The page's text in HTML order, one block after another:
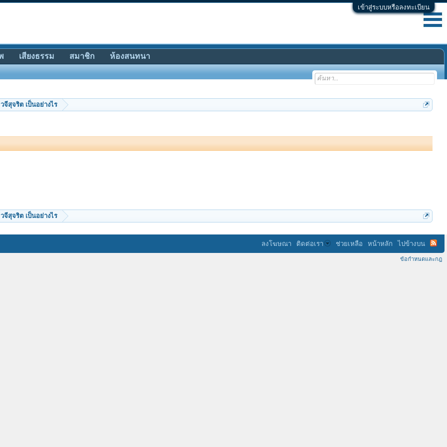
เข้าสู่ระบบหรือลงทะเบียน
วจีสุจริต เป็นอย่างไร
วจีสุจริต เป็นอย่างไร
เสียงธรรม สมาชิก ห้องสนทนา
ลงโฆษณา ติดต่อเรา ช่วยเหลือ หน้าหลัก ไปข้างบน
ข้อกำหนดและกฎ